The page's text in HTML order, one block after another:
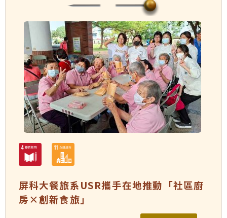
屏科大餐旅系USR攜手在地推動「社區廚
房×創新食旅」